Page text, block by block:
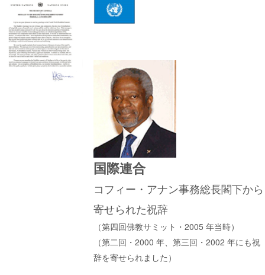
国際連合
コフィー・アナン事務総長閣下から
寄せられた祝辞
（第四回佛教サミット・2005 年当時）
（第二回・2000 年、第三回・2002 年にも祝
辞を寄せられました）